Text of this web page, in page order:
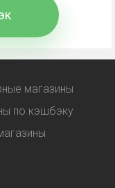
-
по
магазины
по кэшбэку